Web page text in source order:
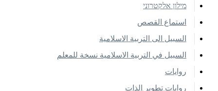
מילון אלקטרוני
استماع القصص
السبيل الى التربية الاسلامية
السبيل في التربية الاسلامية نسخة للمعلم
روايات
روايات تطوير الذات